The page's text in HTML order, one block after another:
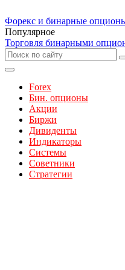
Форекс и бинарные
Популярное
Торговля бинарными
Forex
Бин. опционы
Акции
Биржи
Дивиденты
Индикаторы
Системы
Советники
Стратегии